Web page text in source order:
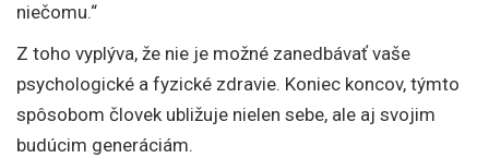
niečomu.“
Z toho vyplýva, že nie je možné zanedbávať vaše
psychologické a fyzické zdravie. Koniec koncov, týmto
spôsobom človek ubližuje nielen sebe, ale aj svojim
budúcim generáciám.